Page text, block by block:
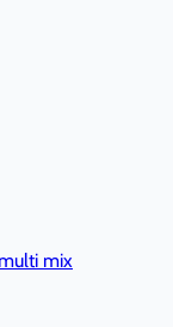
mix